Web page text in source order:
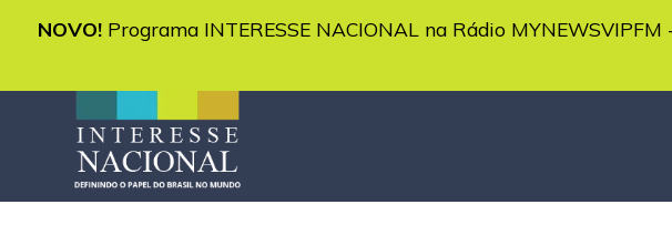
NOVO! Programa INTERESSE NACIONAL na Rádio